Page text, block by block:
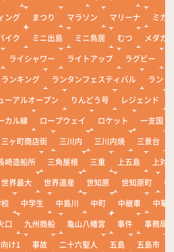
ング まつり マラソン マリーナ
ミカ
イク ミニ出島 ミニ鳥居 むつ
メダカ
ライシャワー ライトアップ ラグビー
ランキング ランタンフェスティバル
ランド
ーアルオープン りんどう号 レジェンド
カル線 ロープウェイ ロケット
一支国
三ヶ町商店街 三川内 三川内焼 三景台
崎造船所 三角屋根 三重 上五島
上対
世界最大 世界遺産 世知原 世知原町
中
中学生 中島川 中町 中継車
中華
口 九州商船 亀山八幡宮 事件
事務局
け1
事故 二十六聖人 五島 五島市